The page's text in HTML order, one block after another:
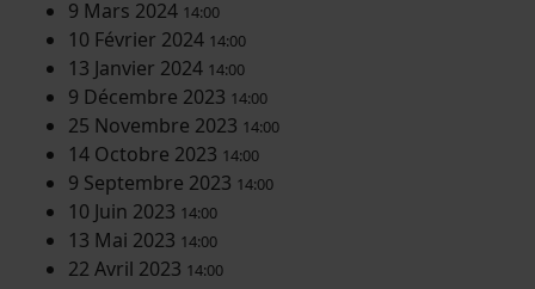
9 Mars 2024 14:00
10 Février 2024 14:00
13 Janvier 2024 14:00
9 Décembre 2023 14:00
25 Novembre 2023 14:00
14 Octobre 2023 14:00
9 Septembre 2023 14:00
10 Juin 2023 14:00
13 Mai 2023 14:00
22 Avril 2023 14:00